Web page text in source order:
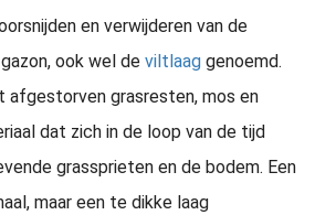
en verwijderen van de
ook wel de viltlaag genoemd.
afgestorven grasresten, mos en
dat zich in de loop van de tijd
grassprieten en de bodem. Een
maar een te dikke laag